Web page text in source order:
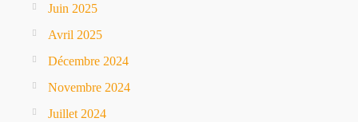
Juin 2025
Avril 2025
Décembre 2024
Novembre 2024
Juillet 2024